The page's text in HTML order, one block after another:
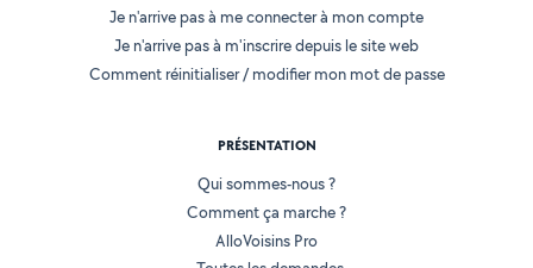
Je n'arrive pas à me connecter à mon compte
Je n'arrive pas à m'inscrire depuis le site web
Comment réinitialiser / modifier mon mot de passe
PRÉSENTATION
Qui sommes-nous ?
Comment ça marche ?
AlloVoisins Pro